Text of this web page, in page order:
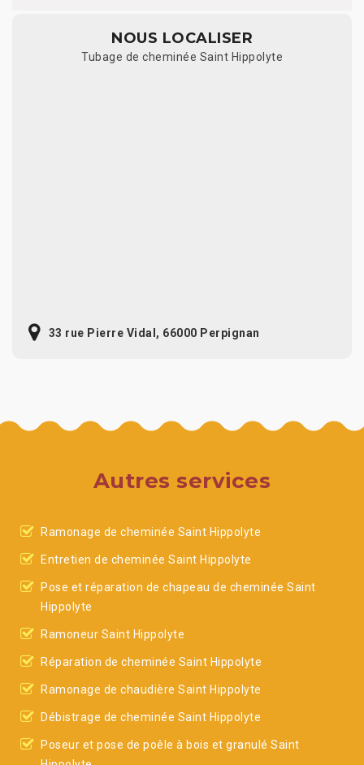
NOUS LOCALISER
Tubage de cheminée Saint Hippolyte
33 rue Pierre Vidal, 66000 Perpignan
Autres services
Ramonage de cheminée Saint Hippolyte
Entretien de cheminée Saint Hippolyte
Pose et réparation de chapeau de cheminée Saint
Hippolyte
Ramoneur Saint Hippolyte
Réparation de cheminée Saint Hippolyte
Ramonage de chaudière Saint Hippolyte
Débistrage de cheminée Saint Hippolyte
Poseur et pose de poêle à bois et granulé Saint